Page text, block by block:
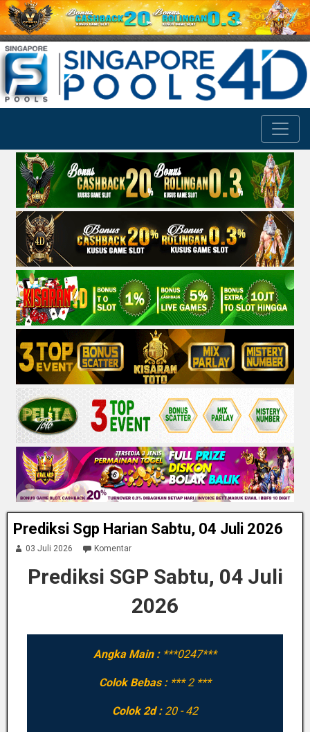
Prediksi Sgp Harian Sabtu, 04 Juli 2026
03 Juli 2026 Komentar
Prediksi SGP Sabtu, 04 Juli
2026
Angka Main : ***0247***
Colok Bebas : *** 2 ***
Colok 2d : 20 - 42